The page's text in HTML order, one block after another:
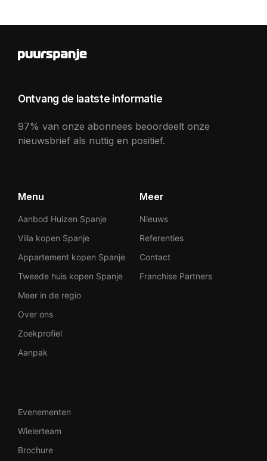
Ontvang de laatste informatie
97% van onze abonnees beoordeelt onze
nieuwsbrief als nuttig en positief.
Menu
Aanbod Huizen Spanje
Villa kopen Spanje
Appartement kopen Spanje
Tweede huis kopen Spanje
Meer in de regio
Over ons
Zoekprofiel
Aanpak
Meer
Nieuws
Referenties
Contact
Franchise Partners
Evenementen
Wielerteam
Brochure